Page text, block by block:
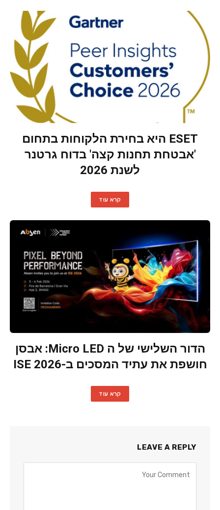
ESET היא בחירת הלקוחות בתחום
'אבטחת תחנות קצה' בדוח גרטנר
לשנת 2026
קרא עוד
הדור השלישי של ה Micro LED: אבסן
חושפת את עתיד המסכים ב-ISE 2026
קרא עוד
LEAVE A REPLY